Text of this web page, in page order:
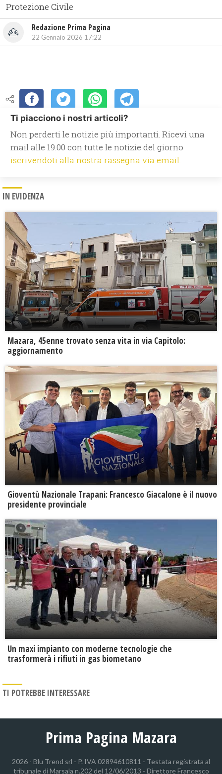
Protezione Civile
Redazione Prima Pagina
22 Gennaio 2026 17:22
Ti piacciono i nostri articoli?
Non perderti le notizie più importanti. Ricevi una
mail alle 19.00 con tutte le notizie del giorno
iscrivendoti alla nostra rassegna via email.
IN EVIDENZA
Mazara, 45enne trovato senza vita in via Capitolo:
aggiornamento
Gioventù Nazionale Trapani: Francesco Giacalone è il nuovo
presidente provinciale
Un maxi impianto con moderne tecnologie che
trasformerà i rifiuti in gas biometano
TI POTREBBE INTERESSARE
Prima Pagina Mazara
2026 - Blu Trend srl - P. IVA 02894610811 - Testata registrata al
tribunale di Marsala n.202 del 12/06/2013 - Direttore Francesco